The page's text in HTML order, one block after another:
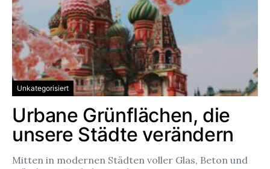
Unkategorisiert
Urbane Grünflächen, die
unsere Städte verändern
Mitten in modernen Städten voller Glas, Beton und